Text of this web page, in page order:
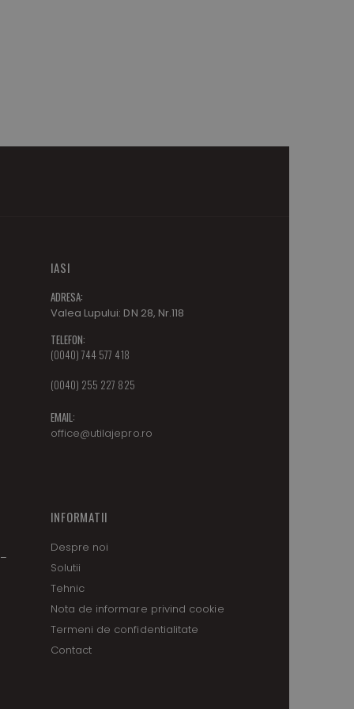
IASI
ADRESA:
Valea Lupului: DN 28, Nr.118
TELEFON:
(0040) 744 577 418
(0040) 255 227 825
EMAIL:
office@utilajepro.ro
INFORMATII
Despre noi
Solutii
Tehnic
Nota de informare privind cookie
Termeni de confidentialitate
Contact